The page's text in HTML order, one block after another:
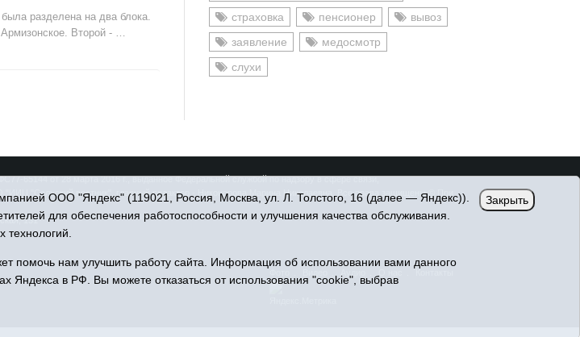
разделена на два блока.
Второй - …
страховка
пенсионер
вывоз
заявление
медосмотр
слухи
65144 от 28 марта 2016 г., выданное Федеральной службой по надзору в сфере связи,
"Сельский вестник", главный редактор - Никонорова Марина Николаевна. Все права защищены © При
151
ООО "Яндекс" (119021, Россия, Москва, ул. Л. Толстого, 16 (далее — Яндекс)).
для обеспечения работоспособности и улучшения качества обслуживания.
нам улучшить работу сайта. Информация об использовании вами данного
Яндекса в РФ. Вы можете отказаться от использования "cookie", выбрав
Закрыть